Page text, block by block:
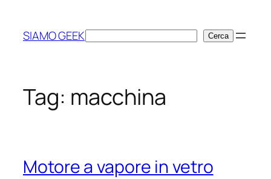
contenuto
SIAMO GEEKCerca Cerca
Tag: macchina
Motore a vapore in vetro